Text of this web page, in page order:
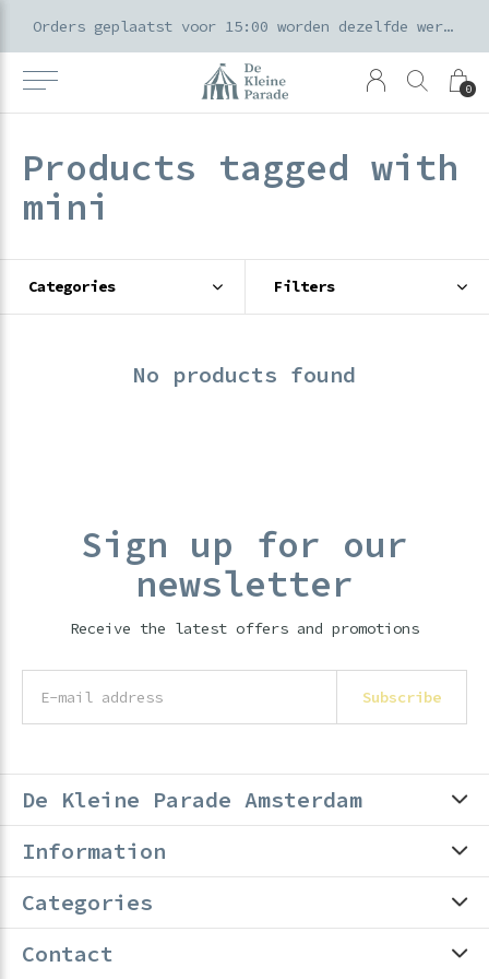
0
Orders geplaatst voor 15:00 worden dezelfde werkdag verzonden
Products tagged with
mini
Categories Filters
No products found
Sign up for our
newsletter
Receive the latest offers and promotions
Subscribe
De Kleine Parade Amsterdam
Information
Categories
Contact